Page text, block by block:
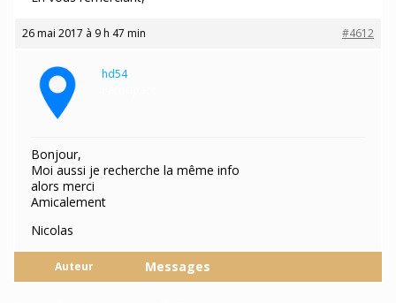
26 mai 2017 à 9 h 47 min #4612
hd54
Bonjour,
Moi aussi je recherche la même info
alors merci
Amicalement
Nicolas
Auteur Messages